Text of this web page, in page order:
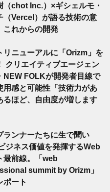
（chot Inc.）×ギシェルモ・
（Vercel）が語る技術の意
これからの開発
リニューアルに「Orizm」を
クリエイティブエージェン
NEW FOLKが開発者目線で
用感と可能性「技術力があ
るほど、自由度が増します
ランナーたちに生で聞い
ジネス価値を発揮するWeb
最前線。「web
summit by Orizm」
ポート